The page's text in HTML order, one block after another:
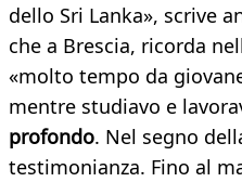
dello Sri Lanka», scrive
che a Brescia, ricorda
«molto tempo da
mentre studiavo e
profondo. Nel segno
testimonianza. Fino al